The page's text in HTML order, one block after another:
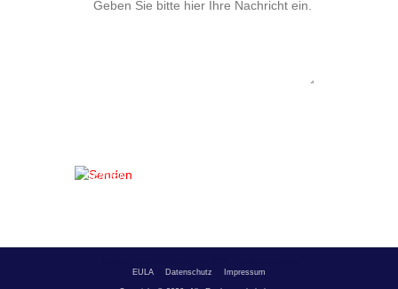
+SENDEN
EULA
Datenschutz Impressum